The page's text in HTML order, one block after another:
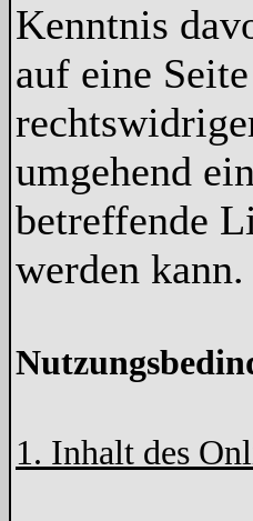
Kenntnis
auf eine
umgehend
betreffende
werden kann.
1. Inhalt des